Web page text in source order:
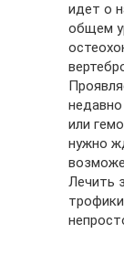
идет о
общем
или
нужно
Лечить